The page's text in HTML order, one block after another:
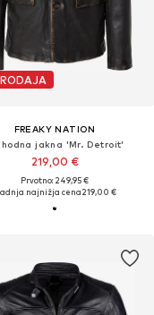
FREAKY NATION
jakna 'Mr. Detroit'
219,00 €
Prvotno: 249,95 €
najnižja cena219,00 €